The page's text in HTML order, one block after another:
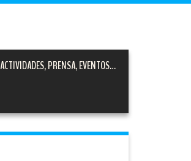
ACTIVIDADES, PRENSA, EVENTOS…